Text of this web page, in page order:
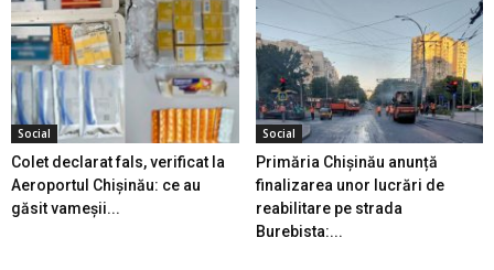
Social
Colet declarat fals, verificat la
Aeroportul Chișinău: ce au
găsit vameșii...
Social
Primăria Chișinău anunță
finalizarea unor lucrări de
reabilitare pe strada
Burebista:...